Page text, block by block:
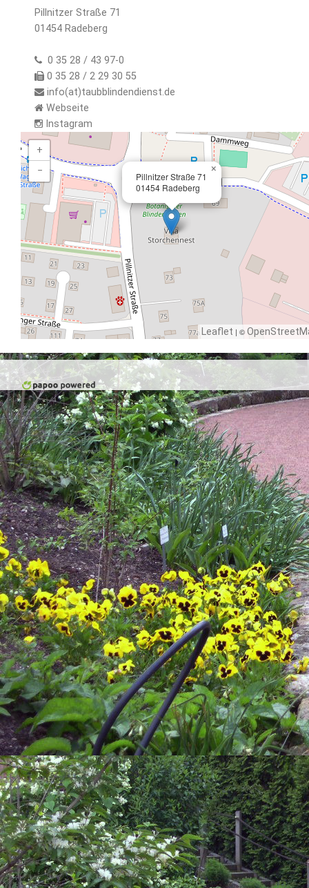
Pillnitzer Straße 71
01454 Radeberg
0 35 28 / 43 97-0
0 35 28 / 2 29 30 55
info(at)taubblindendienst.de
Webseite
Instagram
Pillnitzer Straße 71
01454 Radeberg
×
+
−
Leaflet | ©